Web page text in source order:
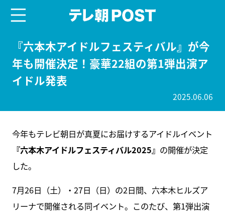
『六本木アイドルフェスティバル』が今
年も開催決定！豪華22組の第1弾出演ア
イドル発表
2025.06.06
今年もテレビ朝日が真夏にお届けするアイドルイベント
『六本木アイドルフェスティバル2025』 の開催が決定
した。
7月26日（土）・27日（日）の2日間、六本木ヒルズア
リーナで開催される同イベント。このたび、第1弾出演